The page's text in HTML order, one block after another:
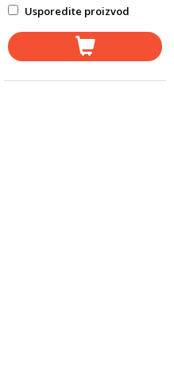
Usporedite proizvod